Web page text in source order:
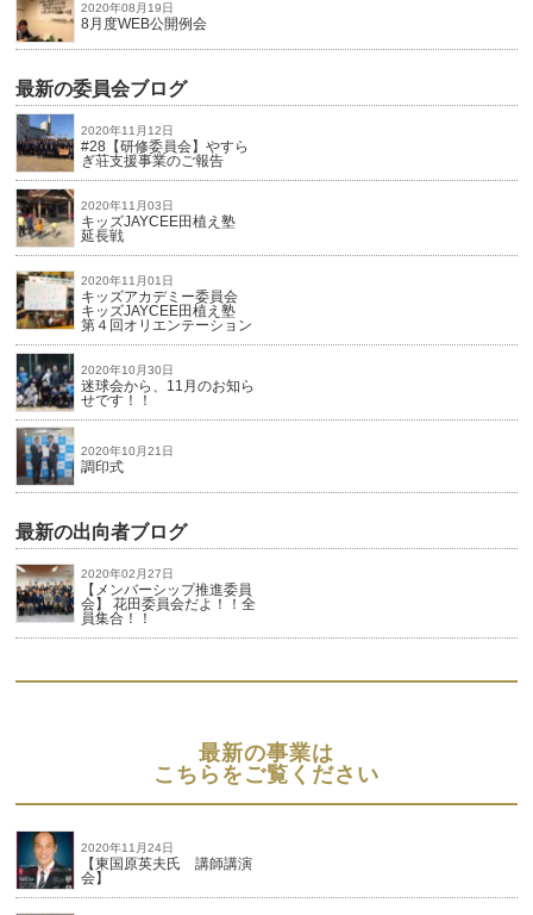
2020年08月19日
8月度WEB公開例会
最新の委員会ブログ
2020年11月12日
#28【研修委員会】やすら
ぎ荘支援事業のご報告
2020年11月03日
キッズJAYCEE田植え塾
延長戦
2020年11月01日
キッズアカデミー委員会
キッズJAYCEE田植え塾
第４回オリエンテーション
2020年10月30日
迷球会から、11月のお知ら
せです！！
2020年10月21日
調印式
最新の出向者ブログ
2020年02月27日
【メンバーシップ推進委員
会】 花田委員会だよ！！全
員集合！！
最新の事業は
こちらをご覧ください
2020年11月24日
【東国原英夫氏 講師講演
会】